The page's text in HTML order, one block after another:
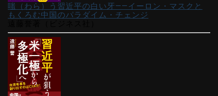
嗤（わら）う習近平の白い牙――イーロン・マスクと
もくろむ中国のパラダイム・チェンジ